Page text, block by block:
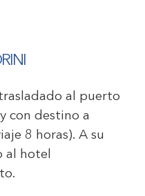
al puerto
con destino a
8 horas). A su
al hotel